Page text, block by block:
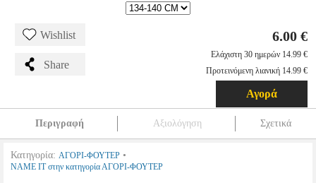
Wishlist
Share
6.00 €
Ελάχιστη 30 ημερών 14.99 €
Προτεινόμενη λιανική 14.99 €
Αγορά
Περιγραφή Αξιολόγηση Σχετικά
Κατηγορία: ΑΓΟΡΙ-ΦΟΥΤΕΡ •
NAME IT στην κατηγορία ΑΓΟΡΙ-ΦΟΥΤΕΡ